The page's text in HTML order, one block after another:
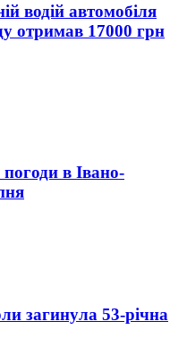
водій автомобіля
отримав 17000 грн
в Івано-
загинула 53-річна